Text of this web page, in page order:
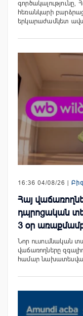
գործակալությունը,
հեռանկարի
երկարաժամկետ
16:36 04/08/26 |
Հայ
դպրոցական
3 օր
Նոր ուսումնական
վաճառողները
համար